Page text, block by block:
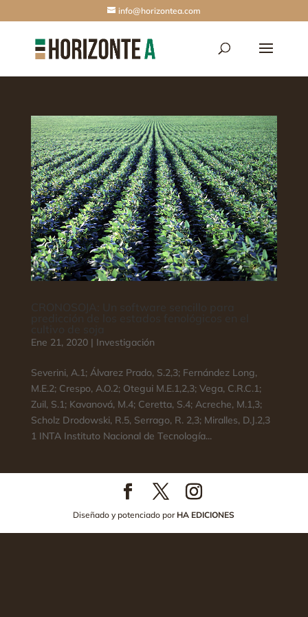
info@horizontea.com
Ene 21, 2020| Investigación
Severini, A.1; Álvarez Prado, S.2,3; Fernández Long,
M.E.2; Crespo, A.O.2; Otegui M.E.1,2,3; Vega, C.R.C.1;
Zuil, S.1; Kavanová, M.4; Ceretta, S.4; Acreche, M.1,3;
Scholz Drodowski, R.5, Serrago, R. 2,3; Miralles, D.J.2,3
1 INTA Instituto Nacional de Tecnología...
Diseñado y potenciado por HA EDICIONES